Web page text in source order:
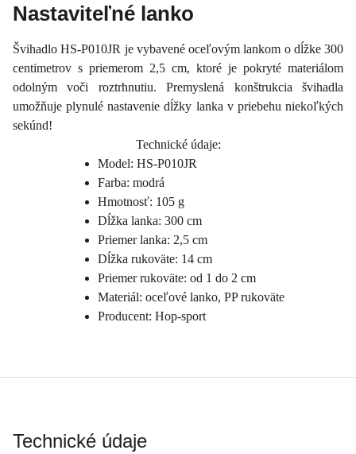
Nastaviteľné lanko
Švihadlo HS-P010JR je vybavené oceľovým lankom o dĺžke 300
centimetrov s priemerom 2,5 cm, ktoré je pokryté materiálom
odolným voči roztrhnutiu. Premyslená konštrukcia švihadla
umožňuje plynulé nastavenie dĺžky lanka v priebehu niekoľkých
sekúnd!
Technické údaje:
Model: HS-P010JR
Farba: modrá
Hmotnosť: 105 g
Dĺžka lanka: 300 cm
Priemer lanka: 2,5 cm
Dĺžka rukoväte: 14 cm
Priemer rukoväte: od 1 do 2 cm
Materiál: oceľové lanko, PP rukoväte
Producent: Hop-sport
Technické údaje